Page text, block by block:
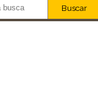
Buscar